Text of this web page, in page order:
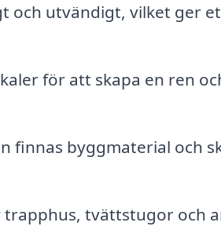
och utvändigt, vilket ger
för att skapa en ren
finnas byggmaterial och
trapphus, tvättstugor och